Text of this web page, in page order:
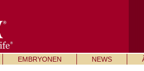
EMBRYONEN NEWS